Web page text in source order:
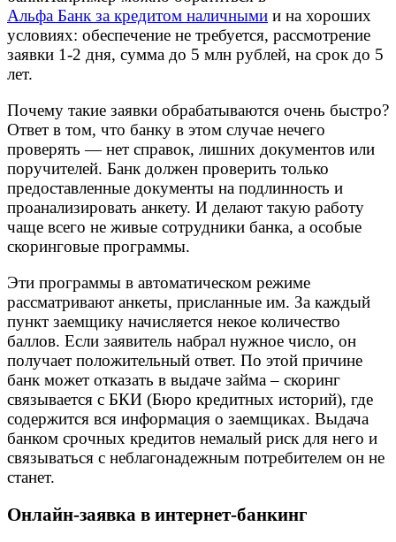
Альфа Банк за кредитом наличными и на хороших
условиях: обеспечение не требуется, рассмотрение
заявки 1-2 дня, сумма до 5 млн рублей, на срок до 5
лет.
Почему такие заявки обрабатываются очень быстро?
Ответ в том, что банку в этом случае нечего
проверять — нет справок, лишних документов или
поручителей. Банк должен проверить только
предоставленные документы на подлинность и
проанализировать анкету. И делают такую работу
чаще всего не живые сотрудники банка, а особые
скоринговые программы.
Эти программы в автоматическом режиме
рассматривают анкеты, присланные им. За каждый
пункт заемщику начисляется некое количество
баллов. Если заявитель набрал нужное число, он
получает положительный ответ. По этой причине
банк может отказать в выдаче займа – скоринг
связывается с БКИ (Бюро кредитных историй), где
содержится вся информация о заемщиках. Выдача
банком срочных кредитов немалый риск для него и
связываться с неблагонадежным потребителем он не
станет.
Онлайн-заявка в интернет-банкинг